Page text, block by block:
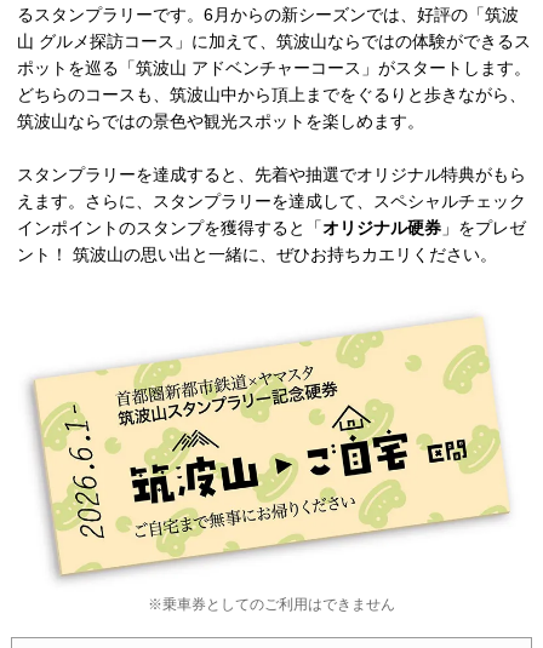
るスタンプラリーです。6月からの新シーズンでは、好評の「筑波
山 グルメ探訪コース」に加えて、筑波山ならではの体験ができるス
ポットを巡る「筑波山 アドベンチャーコース」がスタートします。
どちらのコースも、筑波山中から頂上までをぐるりと歩きながら、
筑波山ならではの景色や観光スポットを楽しめます。
スタンプラリーを達成すると、先着や抽選でオリジナル特典がもら
えます。さらに、スタンプラリーを達成して、スペシャルチェック
インポイントのスタンプを獲得すると「オリジナル硬券」をプレゼ
ント！ 筑波山の思い出と一緒に、ぜひお持ちカエリください。
※乗車券としてのご利用はできません